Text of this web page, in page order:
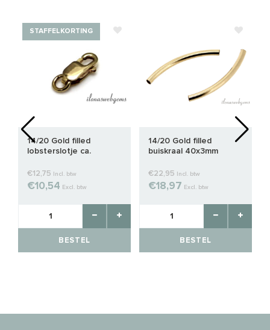
STAFFELKORTING
14/20 Gold filled
lobsterslotje ca.
€12,75 Incl. btw
€10,54 Excl. btw
BESTEL
14/20 Gold filled
buiskraal 40x3mm
€22,95 Incl. btw
€18,97 Excl. btw
BESTEL